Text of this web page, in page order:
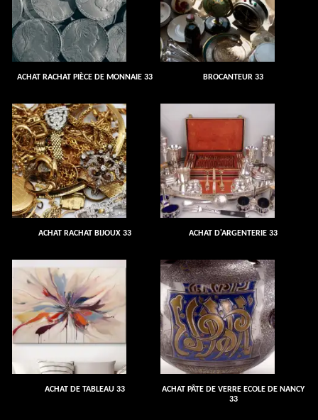
ACHAT RACHAT PIÈCE DE MONNAIE 33 BROCANTEUR 33
ACHAT RACHAT BIJOUX 33 ACHAT D'ARGENTERIE 33
ACHAT DE TABLEAU 33
ACHAT PÂTE DE VERRE ECOLE DE NANCY
33